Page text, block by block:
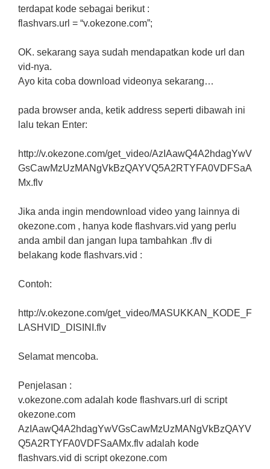
terdapat kode sebagai berikut :
flashvars.url = “v.okezone.com”;
OK. sekarang saya sudah mendapatkan kode url dan
vid-nya.
Ayo kita coba download videonya sekarang…
pada browser anda, ketik address seperti dibawah ini
lalu tekan Enter:
http://v.okezone.com/get_video/AzIAawQ4A2hdagYwV
GsCawMzUzMANgVkBzQAYVQ5A2RTYFA0VDFSaA
Mx.flv
Jika anda ingin mendownload video yang lainnya di
okezone.com , hanya kode flashvars.vid yang perlu
anda ambil dan jangan lupa tambahkan .flv di
belakang kode flashvars.vid :
Contoh:
http://v.okezone.com/get_video/MASUKKAN_KODE_F
LASHVID_DISINI.flv
Selamat mencoba.
Penjelasan :
v.okezone.com adalah kode flashvars.url di script
okezone.com
AzIAawQ4A2hdagYwVGsCawMzUzMANgVkBzQAYV
Q5A2RTYFA0VDFSaAMx.flv adalah kode
flashvars.vid di script okezone.com